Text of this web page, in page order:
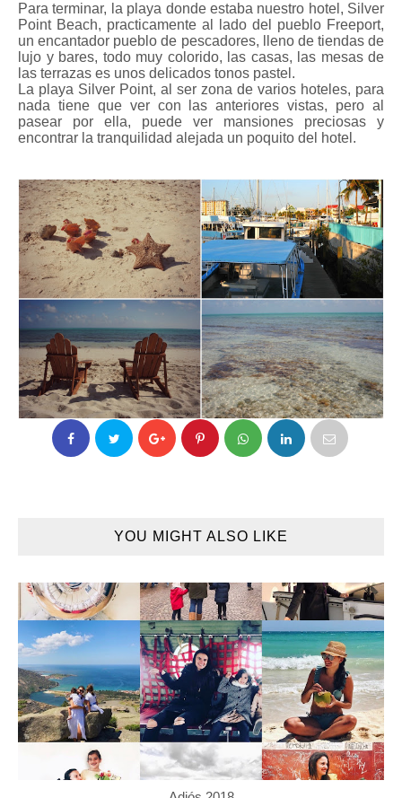
Para terminar, la playa donde estaba nuestro hotel, Silver
Point Beach, practicamente al lado del pueblo Freeport,
un encantador pueblo de pescadores, lleno de tiendas de
lujo y bares, todo muy colorido, las casas, las mesas de
las terrazas es unos delicados tonos pastel.
La playa Silver Point, al ser zona de varios hoteles, para
nada tiene que ver con las anteriores vistas, pero al
pasear por ella, puede ver mansiones preciosas y
encontrar la tranquilidad alejada un poquito del hotel.
YOU MIGHT ALSO LIKE